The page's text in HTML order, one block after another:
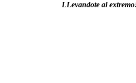
LLevandote al